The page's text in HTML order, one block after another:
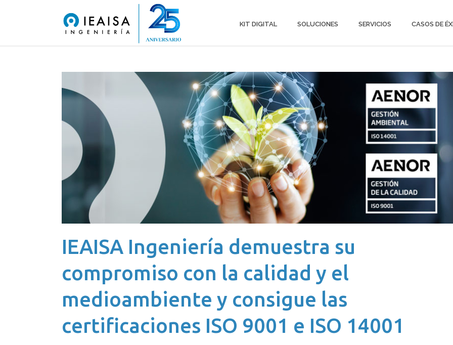
KIT DIGITAL SOLUCIONES SERVICIOS CASOS DE
IEAISA Ingeniería demuestra su
compromiso con la calidad y el
medioambiente y consigue las
certificaciones ISO 9001 e ISO 14001